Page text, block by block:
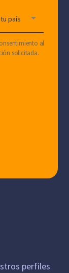
al
solicitada.
perfiles